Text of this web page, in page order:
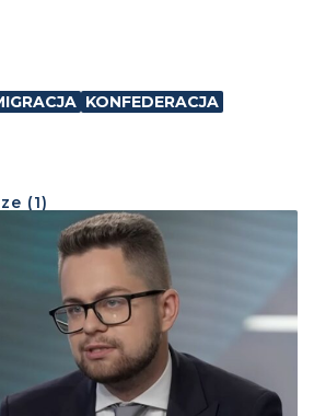
KONFEDERACJA
(1)